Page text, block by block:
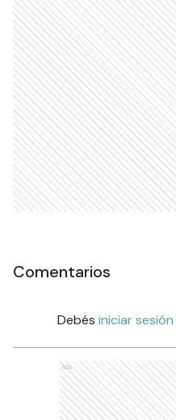
Comentarios
Debés iniciar sesión
Ads